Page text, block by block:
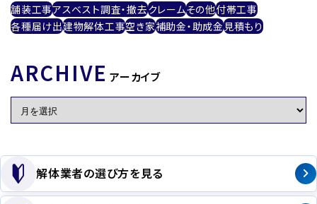
舗装工事アスベスト調査・撤去クレームその他付帯工事
各種届け出建物解体工事空き家補助金・助成金見積もり
ARCHIVE アーカイブ
解体業者の選び方を見る